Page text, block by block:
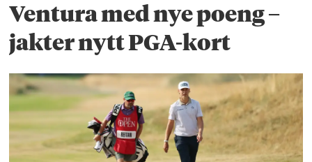
Ventura med nye poeng –
jakter nytt PGA-kort